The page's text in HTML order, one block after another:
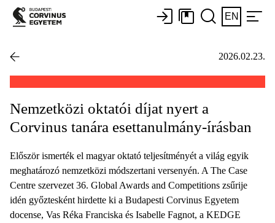
EN
2026.02.23.
Nemzetközi oktatói díjat nyert a
Corvinus tanára esettanulmány-írásban
Először ismerték el magyar oktató teljesítményét a világ egyik
meghatározó nemzetközi módszertani versenyén. A The Case
Centre szervezet 36. Global Awards and Competitions zsűrije
idén győztesként hirdette ki a Budapesti Corvinus Egyetem
docense, Vas Réka Franciska és Isabelle Fagnot, a KEDGE